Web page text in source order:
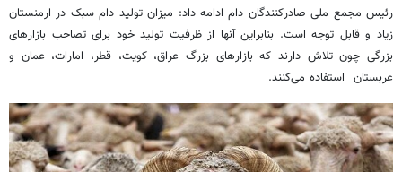
رئیس مجمع ملی صادرکنندگان دام ادامه داد: میزان تولید دام سبک در ارمنستان
زیاد و قابل توجه است. بنابراین آنها از ظرفیت تولید خود برای تصاحب بازارهای
بزرگی چون تلاش دارند که بازارهای بزرگ عراق، کویت، قطر، امارات، عمان و
عربستان استفاده می‌کنند.